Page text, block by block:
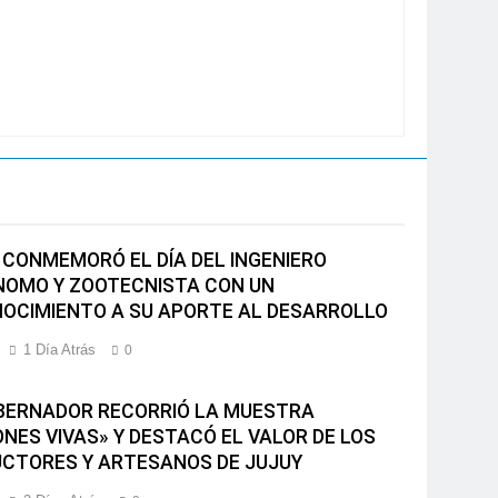
EL DÍA DEL INGENIERO
Y ZOOTECNISTA CON UN
A SU APORTE AL DESARROLLO
1 Día Atrás 0
RECORRIÓ LA MUESTRA
VIVAS» Y DESTACÓ EL VALOR DE LOS
Y ARTESANOS DE JUJUY